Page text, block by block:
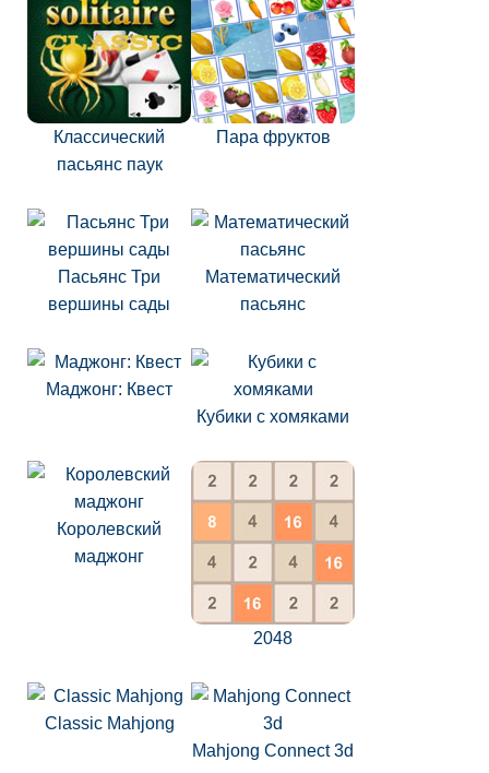
Классический
пасьянс паук
Пара фруктов
Пасьянс Три
вершины сады
Математический
пасьянс
Маджонг: Квест
Кубики с хомяками
Королевский
маджонг
2048
Classic Mahjong
Mahjong Connect 3d